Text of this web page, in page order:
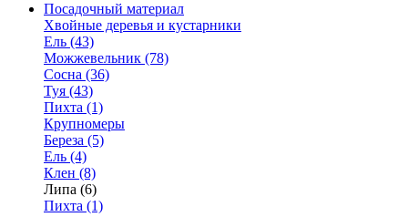
Посадочный материал
Хвойные деревья и кустарники
Ель (43)
Можжевельник (78)
Сосна (36)
Туя (43)
Пихта (1)
Крупномеры
Береза (5)
Ель (4)
Клен (8)
Липа (6)
Пихта (1)